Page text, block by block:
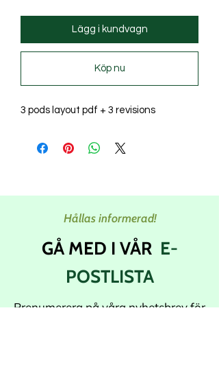
Lägg i kundvagn
Köp nu
3 pods layout pdf + 3 revisions
Hållas informerad!
GÅ MED I VÅR E-
POSTLISTA
Prenumerera på våra nyhetsbrev för